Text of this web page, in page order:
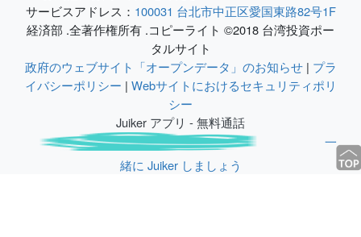
サービスアドレス： 100031 台北市中正区愛国東路82号1F
経済部 .全著作権所有 .コピーライト ©2018 台湾投資ポー
タルサイト
政府のウェブサイト「オープンデータ」のお知らせ| プラ
イバシーポリシー | Webサイトにおけるセキュリティポリ
シー
Juiker アプリ - 無料通話
一
緒に Juiker しましょう